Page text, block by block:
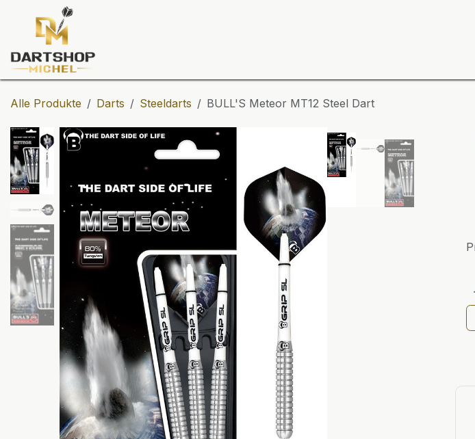
Zum Inhalt springen
Alle Produkte Darts Steeldarts BULL'S Meteor MT12 Steel Dart